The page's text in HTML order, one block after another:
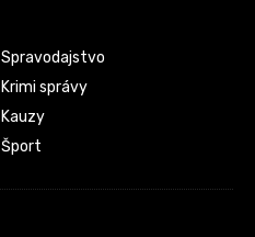
Spravodajstvo
Krimi správy
Kauzy
Šport